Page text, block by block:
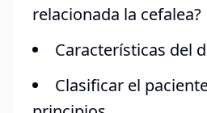
relacionada la cefalea?
Características del
Clasificar el